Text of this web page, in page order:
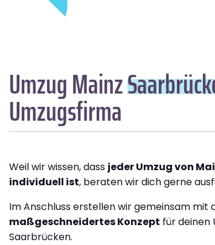
Umzug Mainz
Umzugsfirma
Weil wir wissen, dass jeder Umzug von
individuell ist, beraten wir dich gerne
Im Anschluss erstellen wir gemeinsam mit
maßgeschneidertes Konzept für deinen
Saarbrücken.